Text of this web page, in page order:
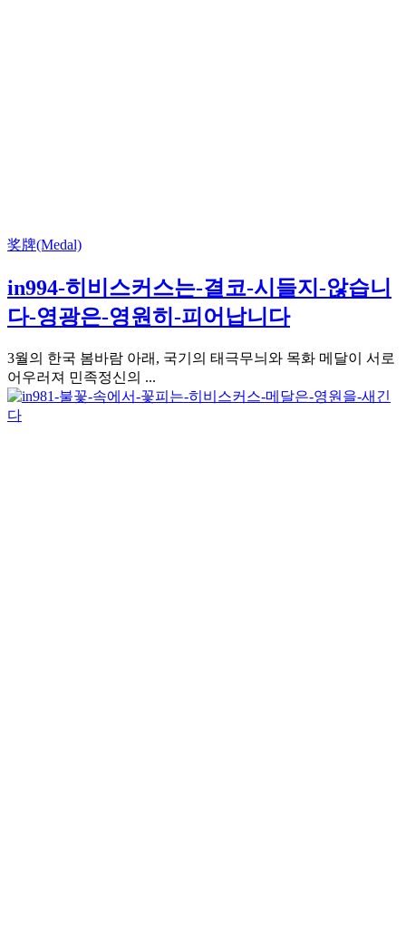
奖牌(Medal)
in994-히비스커스는-결코-시들지-않습니
다-영광은-영원히-피어납니다
3월의 한국 봄바람 아래, 국기의 태극무늬와 목화 메달이 서로
어우러져 민족정신의 ...